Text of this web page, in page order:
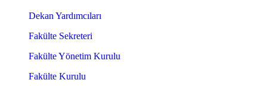
Dekan Yardımcıları
Fakülte Sekreteri
Fakülte Yönetim Kurulu
Fakülte Kurulu